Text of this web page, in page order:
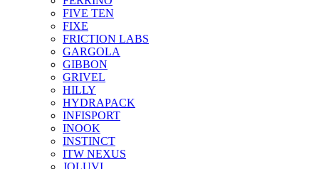
FIVE TEN
FIXE
FRICTION LABS
GARGOLA
GIBBON
GRIVEL
HILLY
HYDRAPACK
INFISPORT
INOOK
INSTINCT
ITW NEXUS
JOLUVI